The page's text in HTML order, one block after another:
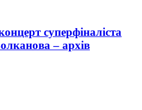
суперфіналіста
– архів